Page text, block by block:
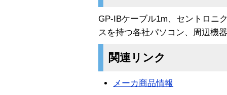
GP-IBケーブル1m、セントロニ
スを持つ各社パソコン、周辺機
関連リンク
メーカ商品情報